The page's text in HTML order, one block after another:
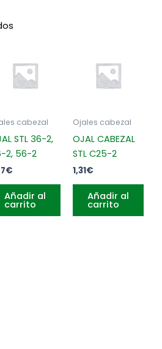
cabezal
STL 36-2,
2, 56-2
€
Añadir al
carrito
Ojales cabezal
OJAL CABEZAL
STL C25-2
1,31€
Añadir al
carrito